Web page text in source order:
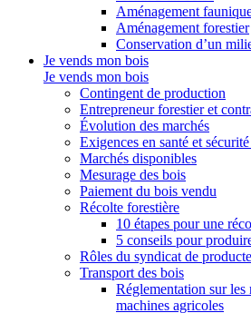
Aménagement
Aménagement forestier
Conservation d’un
Je vends mon bois
Je vends mon bois
Contingent de production
Entrepreneur forestier et
Évolution des marchés
Exigences en santé et
Marchés disponibles
Mesurage des bois
Paiement du bois vendu
Récolte forestière
10 étapes pour une
5 conseils pour
Rôles du syndicat de
Transport des bois
Réglementation sur les
machines agricoles